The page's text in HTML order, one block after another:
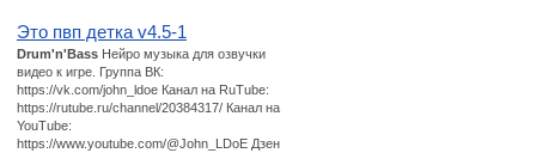
Это пвп детка v4.5-1
Drum'n'Bass Нейро музыка для озвучки
видео к игре. Группа ВК:
https://vk.com/john_ldoe Канал на RuTube:
https://rutube.ru/channel/20384317/ Канал на
YouTube:
https://www.youtube.com/@John_LDoE Дзен